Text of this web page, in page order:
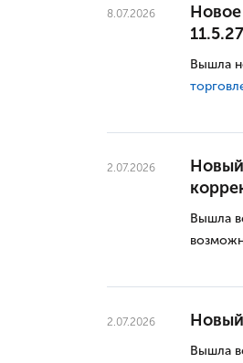
8.07.2026
Новое
Вышла
2.07.2026
Новый
Вышла
2.07.2026
Вышла